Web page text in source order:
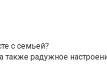
с семьей?
радужное